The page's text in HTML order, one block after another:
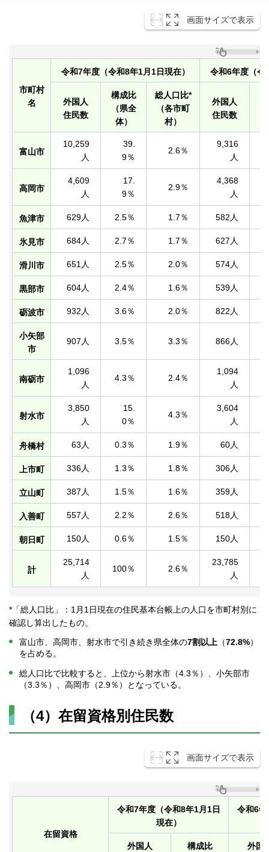
画面サイズで表示
市町村
名
令和7年度（令和8年1月1日現在） 令和6年度（令
外国人
住民数
構成比
（県全
体）
総人口比*
（各市町
村）
外国人
住民数
富山市
10,259
人
39.
9％
2.6％
9,316
人
高岡市
4,609
人
17.
9％
2.9％
4,368
人
魚津市 629人 2.5％ 1.7％ 582人
氷見市 684人 2.7％ 1.7％ 627人
滑川市 651人 2.5％ 2.0％ 574人
黒部市 604人 2.4％ 1.6％ 539人
砺波市 932人 3.6％ 2.0％ 822人
小矢部
市
907人 3.5％ 3.3％ 866人
南砺市
1,096
人
4.3％ 2.4％
1,094
人
射水市
3,850
人
15.
0％
4.3％
3,604
人
舟橋村 63人 0.3％ 1.9％ 60人
上市町 336人 1.3％ 1.8％ 306人
立山町 387人 1.5％ 1.6％ 359人
入善町 557人 2.2％ 2.6％ 518人
朝日町 150人 0.6％ 1.5％ 150人
計
25,714
人
100％ 2.6％
23,785
人
*「総人口比」：1月1日現在の住民基本台帳上の人口を市町村別に
確認し算出したもの。
富山市、高岡市、射水市で引き続き県全体の7割以上 （72.8%）
を占める。
総人口比で比較すると、上位から射水市（4.3％）、小矢部市
（3.3％）、高岡市（2.9％）となっている。
（4）在留資格別住民数
画面サイズで表示
在留資格
令和7年度（令和8年1月1日
現在）
令和6
外国人 構成比 外国